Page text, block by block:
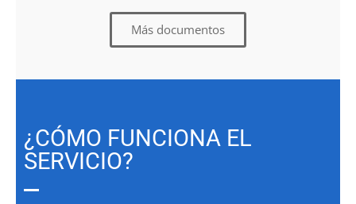
Más documentos
¿CÓMO FUNCIONA EL
SERVICIO?